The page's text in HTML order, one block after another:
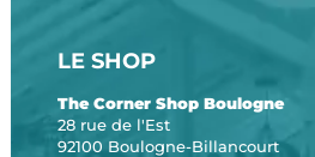
LE SHOP
The Corner Shop Boulogne
28 rue de l'Est
92100 Boulogne-Billancourt